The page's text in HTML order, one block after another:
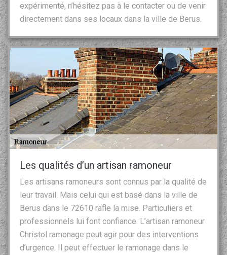
expérimenté, n’hésitez pas à le contacter ou de venir
directement dans ses locaux dans la ville de Berus.
Les qualités d’un artisan ramoneur
Les artisans ramoneurs sont connus par la qualité de
leur travail. Mais celui qui est basé dans la ville de
Berus dans le 72610 rafle la mise. Particuliers et
professionnels lui font confiance. L’artisan ramoneur
Christol ramonage peut agir pour des interventions
d’urgence. Il peut effectuer le ramonage dans le